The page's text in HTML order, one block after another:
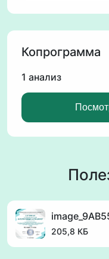
Копрограмма
1 анализ
205,8 КБ